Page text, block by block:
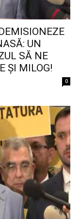
UN
SĂ NE
ȘI MILOG!
0